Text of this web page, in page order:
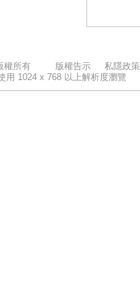
權所有 版權告示 私隱政策
用 1024 x 768 以上解析度瀏覽